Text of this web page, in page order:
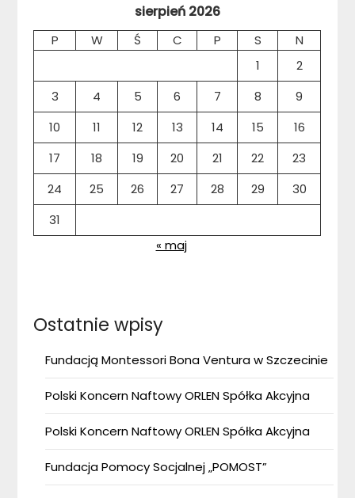
sierpień 2026
P W Ś C P S
N
1
2
3
4 5 6 7 8
9
10
11 12 13 14 15
16
17
18 19 20 21 22
23
24
25 26 27 28 29
30
31
« maj
Ostatnie wpisy
Fundacją Montessori Bona Ventura w Szczecinie
Polski Koncern Naftowy ORLEN Spółka Akcyjna
Polski Koncern Naftowy ORLEN Spółka Akcyjna
Fundacja Pomocy Socjalnej „POMOST”